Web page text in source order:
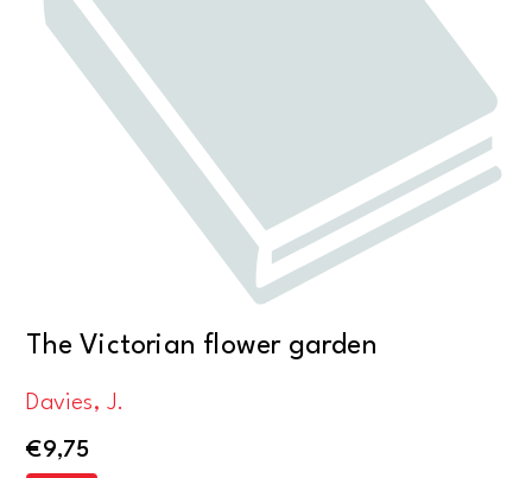
The Victorian flower garden
Davies, J.
€9,75